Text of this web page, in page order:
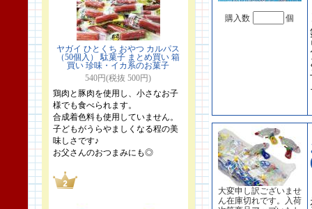
ヤガイ ひとくち おやつ カルパス
（50個入） 駄菓子 まとめ買い 箱
買い 珍味・イカ系のお菓子
540円(税抜 500円)
鶏肉と豚肉を使用し、小さなお子
様でも食べられます。
合成着色料も使用していません。
子どもがうらやましくなる程の美
味しさです♪
お父さんのおつまみにも◎
購入数 個
大変申し訳ございませ
ん在庫切れです。入荷